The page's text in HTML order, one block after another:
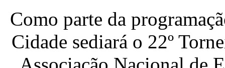
Como parte da
Cidade sediará o 22º